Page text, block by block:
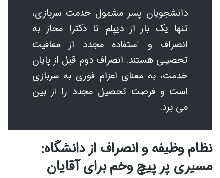
دانشجویان پسر مشمول خدمت سربازی،
تنها یک بار از دیپلم تا دکترا مجاز به
انصراف و استفاده مجدد از معافیت
تحصیلی هستند. انصراف دوم قبل از پایان
خدمت، به معنای اعزام فوری به سربازی
است و فرصت تحصیل مجدد را از بین
می برد.
نظام وظیفه و انصراف از دانشگاه:
مسیری پر پیچ وخم برای آقایان